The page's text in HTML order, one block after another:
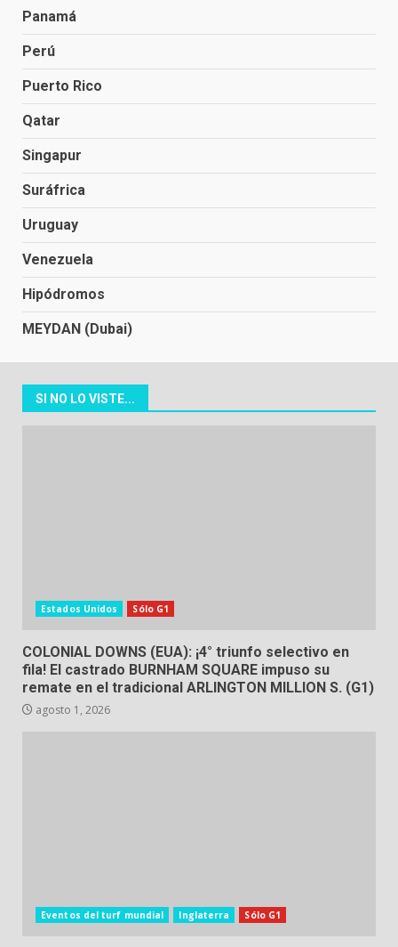
Panamá
Perú
Puerto Rico
Qatar
Singapur
Suráfrica
Uruguay
Venezuela
Hipódromos
MEYDAN (Dubai)
SI NO LO VISTE...
Estados Unidos Sólo G1
COLONIAL DOWNS (EUA): ¡4° triunfo selectivo en
fila! El castrado BURNHAM SQUARE impuso su
remate en el tradicional ARLINGTON MILLION S. (G1)
agosto 1, 2026
Eventos del turf mundial Inglaterra Sólo G1